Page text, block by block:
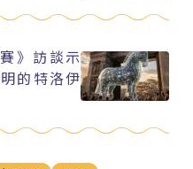
》訪談示
的特洛伊